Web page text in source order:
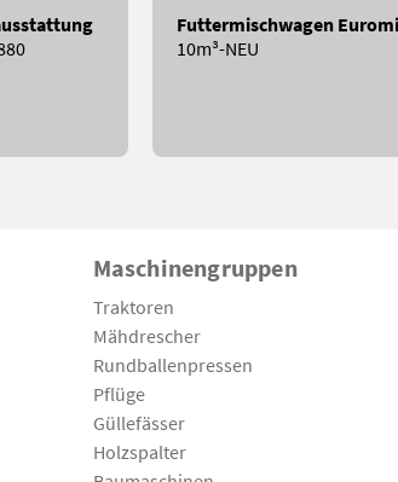
Futtermischwagen
10m³-NEU
Maschinengruppen
Traktoren
Mähdrescher
Rundballenpressen
Pflüge
Güllefässer
Holzspalter